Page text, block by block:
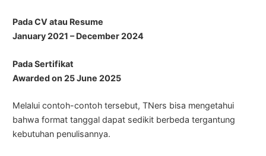
Pada CV atau Resume
January 2021 – December 2024
Pada Sertifikat
Awarded on 25 June 2025
Melalui contoh-contoh tersebut, TNers bisa mengetahui
bahwa format tanggal dapat sedikit berbeda tergantung
kebutuhan penulisannya.